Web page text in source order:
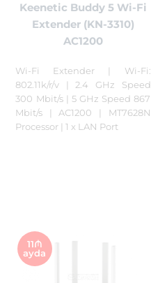
Keenetic Buddy 5 Wi-Fi
Extender (KN-3310)
AC1200
Wi-Fi Extender | Wi-Fi:
802.11k/r/v | 2.4 GHz Speed
300 Mbit/s | 5 GHz Speed 867
Mbit/s | AC1200 | MT7628N
Processor | 1 x LAN Port
11₼
ayda